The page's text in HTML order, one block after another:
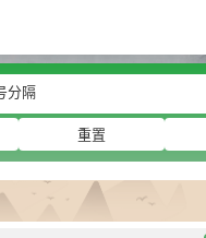
重置